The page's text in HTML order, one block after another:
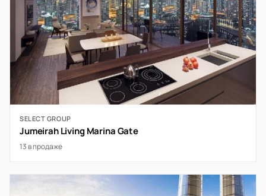
SELECT GROUP
Jumeirah Living Marina Gate
13 в продаже